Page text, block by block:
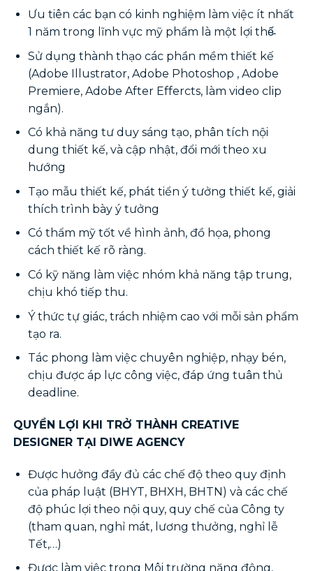
Ưu tiên các bạn có kinh nghiệm làm việc ít nhất
1 năm trong lĩnh vực mỹ phẩm là một lợi thế̵
Sử dụng thành thạo các phần mềm thiết kế
(Adobe Illustrator, Adobe Photoshop , Adobe
Premiere, Adobe After Effercts, làm video clip
ngắn).
Có khả năng tư duy sáng tạo, phân tích nội
dung thiết kế, và cập nhật, đổi mới theo xu
hướng
Tạo mẫu thiết kế, phát tiển ý tưởng thiết kế, giải
thích trình bày ý tưởng
Có thẩm mỹ tốt về hình ảnh, đồ họa, phong
cách thiết kế rõ ràng.
Có kỹ năng làm việc nhóm khả năng tập trung,
chịu khó tiếp thu.
Ý thức tự giác, trách nhiệm cao với mỗi sản phẩm
tạo ra.
Tác phong làm việc chuyên nghiệp, nhạy bén,
chịu được áp lực công việc, đáp ứng tuân thủ
deadline.
QUYỀN LỢI KHI TRỞ THÀNH CREATIVE
DESIGNER TẠI DIWE AGENCY
Được hưởng đầy đủ các chế độ theo quy định
của pháp luật (BHYT, BHXH, BHTN) và các chế
độ phúc lợi theo nội quy, quy chế của Công ty
(tham quan, nghỉ mát, lương thưởng, nghỉ lễ
Tết,…)
Được làm việc trong Môi trường năng động,